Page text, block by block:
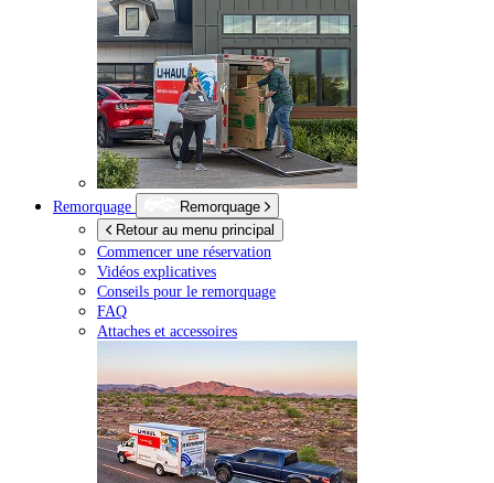
Remorquage
Remorquage
Retour au menu principal
Commencer une réservation
Vidéos explicatives
Conseils pour le remorquage
FAQ
Attaches et accessoires